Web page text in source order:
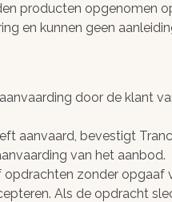
producten opgenomen
en kunnen geen
door de klant
aanvaard, bevestigt
van het aanbod.
zonder opgaaf
Als de opdracht